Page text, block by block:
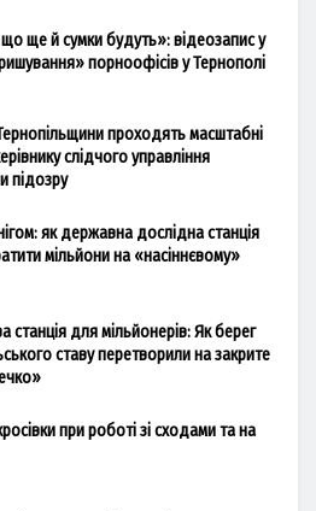
ще й сумки будуть»: відеозапис у
порноофісів у Тернополі
Тернопільщини проходять масштабні
слідчого управління
підозру
як державна дослідна станція
мільйони на «насіннєвому»
станція для мільйонерів: Як берег
ставу перетворили на закрите
при роботі зі сходами та на